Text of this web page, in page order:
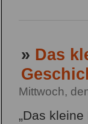
» Das
Mittwoch,
„Das